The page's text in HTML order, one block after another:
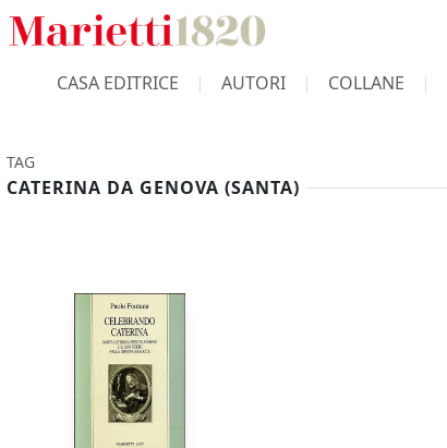
CASA EDITRICE AUTORI COLLANE
TAG
CATERINA DA GENOVA (SANTA)